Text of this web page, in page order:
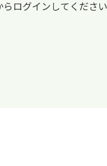
らログインしてくださ